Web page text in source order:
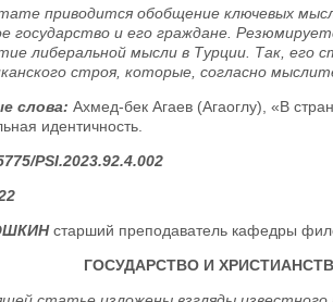
приводится обобщение ключевых
государство и его граждане.
либеральной мысли в Турции. Так,
строя, которые, согласно
слова: Ахмед-бек Агаев (Агаоглу), «В
идентичность.
PSI.2023.92.4.002
старший преподаватель кафедры
ГОСУДАРСТВО И